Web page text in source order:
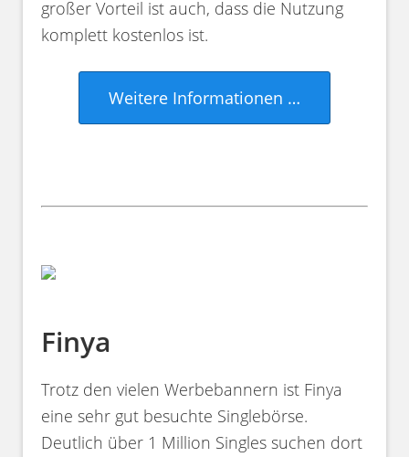
großer Vorteil ist auch, dass die Nutzung
komplett kostenlos ist.
Weitere Informationen …
Finya
Trotz den vielen Werbebannern ist Finya
eine sehr gut besuchte Singlebörse.
Deutlich über 1 Million Singles suchen dort